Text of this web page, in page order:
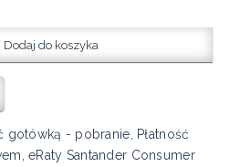
Dodaj do koszyka
gotówką - pobranie, Płatność
eRaty Santander Consumer